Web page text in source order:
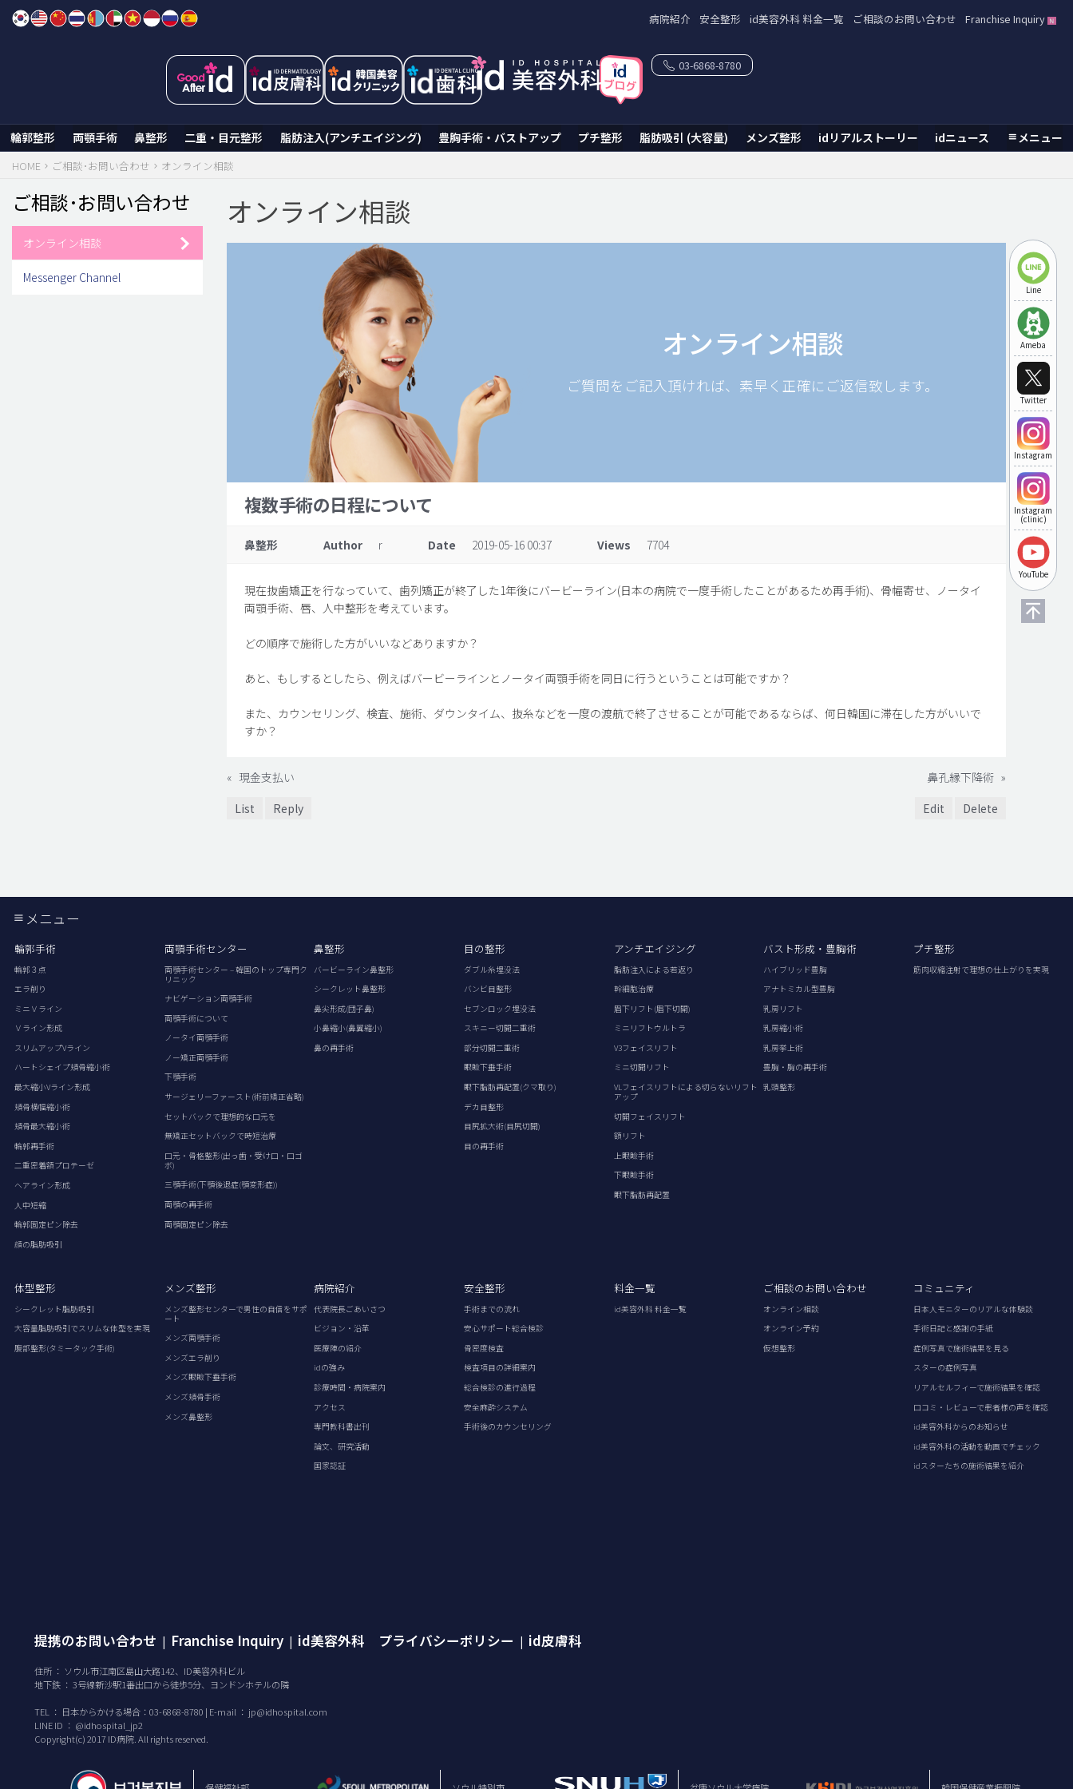
Skip
病院紹介 安全整形 id美容外科 料金一覧 ご相談のお問い合わせ Franchise Inquiry
輪郭整形 両顎手術 鼻整形 二重・目元整形 脂肪注入(アンチエイジング) 豊胸手術・バストアップ プチ整形 脂肪吸引 (大容量) メンズ整形 idリアルストーリー idニュース メニュー
03-6868-8780
Line
Ameba
Twitter
Instagram
Instagram
(clinic)
YouTube
HOME ご相談･お問い合わせ オンライン相談
オンライン相談
オンライン相談
ご質問をご記入頂ければ、素早く正確にご返信致します。
複数手術の日程について
鼻整形 Author r Date 2019-05-16 00:37 Views 7704
現在抜歯矯正を行なっていて、歯列矯正が終了した1年後にバービーライン(日本の病院で一度手術したことがあるため再手術)、骨幅寄せ、ノータイ
両顎手術、唇、人中整形を考えています。
どの順序で施術した方がいいなどありますか？
あと、もしするとしたら、例えばバービーラインとノータイ両顎手術を同日に行うということは可能ですか？
また、カウンセリング、検査、施術、ダウンタイム、抜糸などを一度の渡航で終了させることが可能であるならば、何日韓国に滞在した方がいいで
すか？
« 現金支払い 鼻孔縁下降術 »
List
Reply Edit Delete
ご相談･お問い合わせ
オンライン相談
Messenger Channel
メニュー
輪郭手術
輪郭３点
エラ削り
ミニＶライン
Ｖライン形成
スリムアップVライン
ハートシェイプ頬骨縮小術
最大縮小Vライン形成
頬骨横幅縮小術
頬骨最大縮小術
輪郭再手術
二重密着額プロテーゼ
ヘアライン形成
人中短縮
輪郭固定ピン除去
顔の脂肪吸引
両顎手術センター
両顎手術センター – 韓国のトップ専門ク
リニック
ナビゲーション両顎手術
両顎手術について
ノータイ両顎手術
ノー矯正両顎手術
下顎手術
サージェリーファースト(術前矯正省略)
セットバックで理想的な口元を
無矯正セットバックで時短治療
口元・骨格整形(出っ歯・受け口・口ゴ
ボ)
三顎手術(下顎後退症(顎変形症))
両顎の再手術
両顎固定ピン除去
鼻整形
バービーライン鼻整形
シークレット鼻整形
鼻尖形成(団子鼻)
小鼻縮小(鼻翼縮小)
鼻の再手術
目の整形
ダブル糸埋没法
バンビ目整形
セブンロック埋没法
スキニー切開二重術
部分切開二重術
眼瞼下垂手術
眼下脂肪再配置(クマ取り)
デカ目整形
目尻拡大術(目尻切開)
目の再手術
アンチエイジング
脂肪注入による若返り
幹細胞治療
眉下リフト(眉下切開)
ミニリフトウルトラ
V3フェイスリフト
ミニ切開リフト
VLフェイスリフトによる切らないリフト
アップ
切開フェイスリフト
額リフト
上眼瞼手術
下眼瞼手術
眼下脂肪再配置
バスト形成・豊胸術
ハイブリッド豊胸
アナトミカル型豊胸
乳房リフト
乳房縮小術
乳房挙上術
豊胸・胸の再手術
乳頭整形
プチ整形
筋肉収縮注射で理想の仕上がりを実現
体型整形
シークレット脂肪吸引
大容量脂肪吸引でスリムな体型を実現
腹部整形(タミータック手術)
メンズ整形
メンズ整形センターで男性の自信をサポ
ート
メンズ両顎手術
メンズエラ削り
メンズ眼瞼下垂手術
メンズ頬骨手術
メンズ鼻整形
病院紹介
代表院長ごあいさつ
ビジョン・沿革
医療陣の紹介
idの強み
診療時間・病院案内
アクセス
専門教科書出刊
論文、研究活動
国家認証
安全整形
手術までの流れ
安心サポート総合検診
骨密度検査
検査項目の詳細案内
総合検診の進行過程
安全麻酔システム
手術後のカウンセリング
料金一覧
id美容外科 料金一覧
ご相談のお問い合わせ
オンライン相談
オンライン予約
仮想整形
コミュニティ
日本人モニターのリアルな体験談
手術日記と感謝の手紙
症例写真で施術結果を見る
スターの症例写真
リアルセルフィーで施術結果を確認
口コミ・レビューで患者様の声を確認
id美容外科からのお知らせ
id美容外科の活動を動画でチェック
idスターたちの施術結果を紹介
提携のお問い合わせ | Franchise Inquiry | id美容外科 プライバシーポリシー | id皮膚科
住所 ： ソウル市江南区島山大路142、ID美容外科ビル
地下鉄 ： 3号線新沙駅1番出口から徒歩5分、ヨンドンホテルの隣
TEL ： 日本からかける場合：03-6868-8780 | E-mail ： jp@idhospital.com
LINE ID ： @idhospital_jp2
Copyright(c) 2017 ID病院. All rights reserved.